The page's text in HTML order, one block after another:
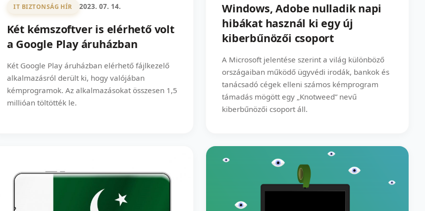
IT BIZTONSÁG HÍR 2023. 07. 14.
Két kémszoftver is elérhető volt
a Google Play áruházban
Két Google Play áruházban elérhető fájlkezelő
alkalmazásról derült ki, hogy valójában
kémprogramok. Az alkalmazásokat összesen 1,5
millióan töltötték le.
Windows, Adobe nulladik napi
hibákat használ ki egy új
kiberbűnözői csoport
A Microsoft jelentése szerint a világ különböző
országaiban működő ügyvédi irodák, bankok és
tanácsadó cégek elleni számos kémprogram
támadás mögött egy „Knotweed” nevű
kiberbűnözői csoport áll.